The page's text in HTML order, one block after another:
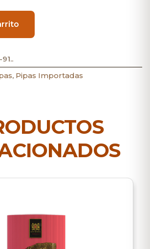
91..
, Pipas Importadas